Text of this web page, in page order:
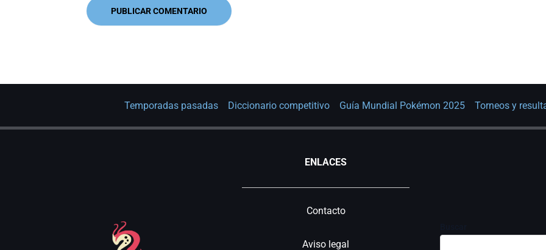
Temporadas pasadas Diccionario competitivo Guía Mundial Pokémon 2025 Torneos y
ENLACES
Contacto
Aviso legal